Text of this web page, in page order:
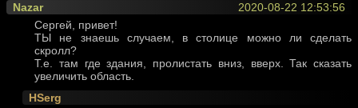
2020-08-22 12:53:56
Nazar
Сергей, привет!
ТЫ не знаешь случаем, в столице можно ли сделать
скролл?
Т.е. там где здания, пролистать вниз, вверх. Так сказать
увеличить область.
HSerg